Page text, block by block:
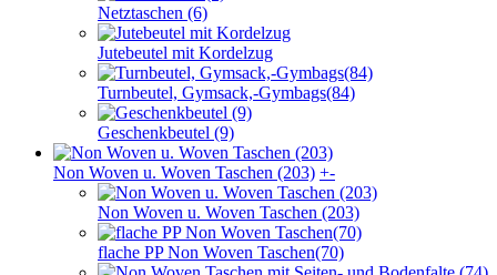
Netztaschen (6)
Jutebeutel mit Kordelzug
Turnbeutel, Gymsack,-Gymbags(84)
Geschenkbeutel (9)
Non Woven u. Woven Taschen (203) +-
Non Woven u. Woven Taschen (203)
flache PP Non Woven Taschen(70)